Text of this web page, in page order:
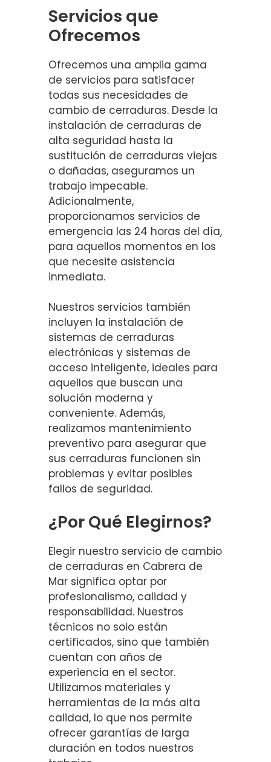
Servicios que
Ofrecemos
Ofrecemos una amplia gama
de servicios para satisfacer
todas sus necesidades de
cambio de cerraduras. Desde la
instalación de cerraduras de
alta seguridad hasta la
sustitución de cerraduras viejas
o dañadas, aseguramos un
trabajo impecable.
Adicionalmente,
proporcionamos servicios de
emergencia las 24 horas del día,
para aquellos momentos en los
que necesite asistencia
inmediata.
Nuestros servicios también
incluyen la instalación de
sistemas de cerraduras
electrónicas y sistemas de
acceso inteligente, ideales para
aquellos que buscan una
solución moderna y
conveniente. Además,
realizamos mantenimiento
preventivo para asegurar que
sus cerraduras funcionen sin
problemas y evitar posibles
fallos de seguridad.
¿Por Qué Elegirnos?
Elegir nuestro servicio de cambio
de cerraduras en Cabrera de
Mar significa optar por
profesionalismo, calidad y
responsabilidad. Nuestros
técnicos no solo están
certificados, sino que también
cuentan con años de
experiencia en el sector.
Utilizamos materiales y
herramientas de la más alta
calidad, lo que nos permite
ofrecer garantías de larga
duración en todos nuestros